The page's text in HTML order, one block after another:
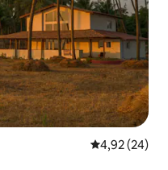
Keskmine
4,92 (24)